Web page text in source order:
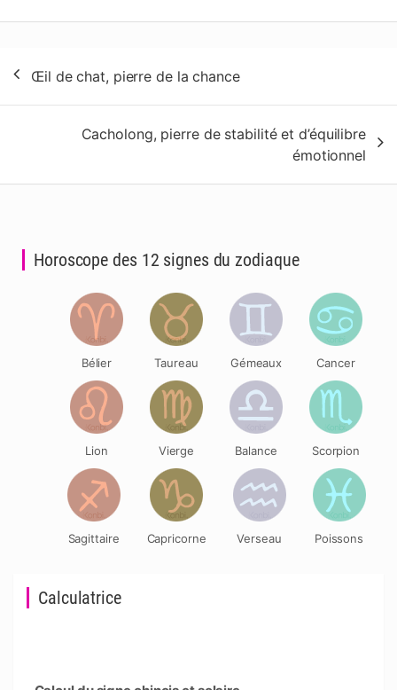
de
l’article
Œil de chat, pierre de la chance
Cacholong, pierre de stabilité et d’équilibre
émotionnel
Calculatrice
Horoscope des 12 signes du zodiaque
Bélier Taureau Gémeaux Cancer
Lion Vierge Balance Scorpion
Sagittaire Capricorne Verseau Poissons